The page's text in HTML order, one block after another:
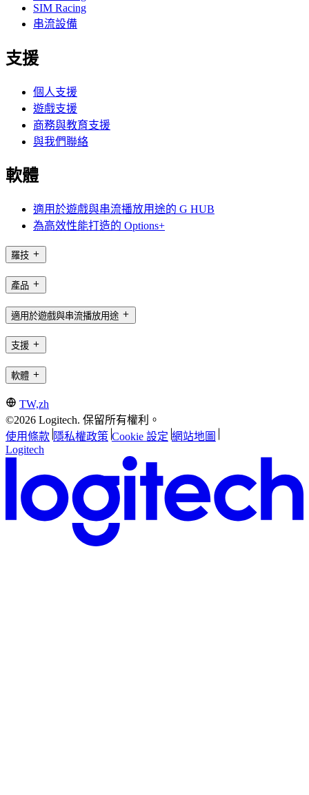
SIM Racing
串流設備
支援
個人支援
遊戲支援
商務與教育支援
與我們聯絡
軟體
適用於遊戲與串流播放用途的 G HUB
為高效性能打造的 Options+
羅技
產品
適用於遊戲與串流播放用途
支援
軟體
TW,zh
©2026 Logitech. 保留所有權利。
使用條款 隱私權政策 Cookie 設定 網站地圖
Logitech